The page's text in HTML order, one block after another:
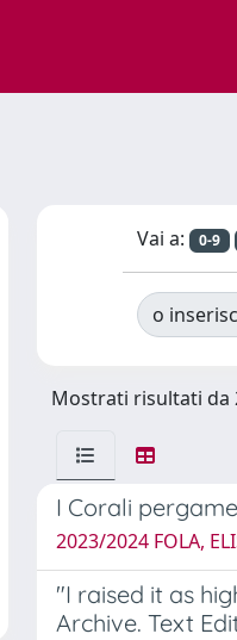
Vai a: 0-9
o
Mostrati risultati da
I Corali
2023/2024 FOLA,
"I raised it as
Archive. Text